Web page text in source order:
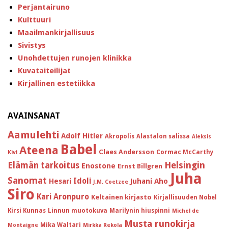
Perjantairuno
Kulttuuri
Maailmankirjallisuus
Sivistys
Unohdettujen runojen klinikka
Kuvataiteilijat
Kirjallinen estetiikka
AVAINSANAT
Aamulehti Adolf Hitler Akropolis Alastalon salissa Aleksis
Kivi Ateena Babel Claes Andersson Cormac McCarthy
Elämän tarkoitus Enostone Ernst Billgren Helsingin
Sanomat Hesari Idoli J.M. Coetzee Juhani Aho Juha
Siro Kari Aronpuro Keltainen kirjasto Kirjallisuuden Nobel
Kirsi Kunnas Linnun muotokuva Marilynin hiuspinni Michel de
Montaigne Mika Waltari Mirkka Rekola Musta runokirja